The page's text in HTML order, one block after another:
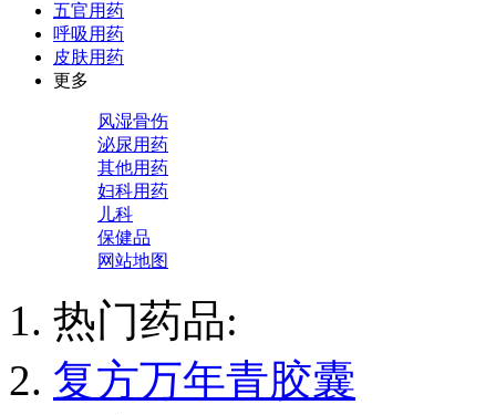
五官用药
呼吸用药
皮肤用药
更多
风湿骨伤
泌尿用药
其他用药
妇科用药
儿科
保健品
网站地图
热门药品:
复方万年青胶囊